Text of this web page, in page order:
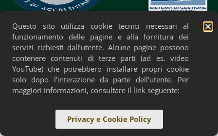
Privacy Policy Cookie Policy Accessibilità
Questo sito utilizza cookie tecnici necessari al
funzionamento delle pagine e alla fornitura dei
servizi richiesti dall’utente. Alcune pagine possono
contenere contenuti di terze parti (ad es. video
YouTube) che potrebbero installare propri cookie
solo dopo l’interazione da parte dell’utente. Per
maggiori informazioni, consultare il link seguente:
Privacy e Cookie Policy